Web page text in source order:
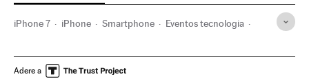
iPhone 7 iPhone Smartphone Eventos tecnologia
Feiras comerciais Celular
Adere a